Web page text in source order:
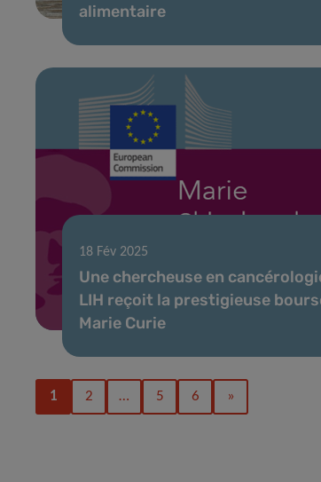
alimentaire
18 Fév 2025
Une chercheuse en
LIH reçoit la prestigieuse
Marie Curie
1 2 … 5 6 »